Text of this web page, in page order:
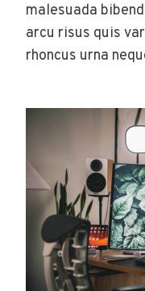
malesuada
arcu risus quis
rhoncus urna